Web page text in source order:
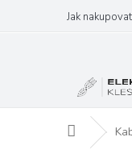
obsah
Jak nakupovat
Domů